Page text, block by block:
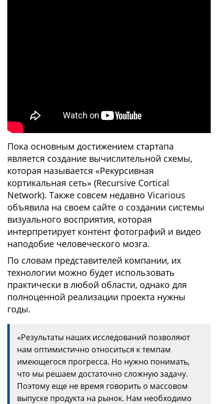
Пока основным достижением стартапа
является создание вычислительной схемы,
которая называется «Рекурсивная
кортикальная сеть» (Recursive Cortical
Network). Также совсем недавно Vicarious
объявила на своем сайте о создании системы
визуального восприятия, которая
интерпретирует контент фотографий и видео
наподобие человеческого мозга.
По словам представителей компании, их
технологии можно будет использовать
практически в любой области, однако для
полноценной реализации проекта нужны
годы.
«Результаты наших исследований позволяют
нам оптимистично относиться к темпам
имеющегося прогресса. Но нужно понимать,
что мы решаем достаточно сложную задачу.
Поэтому еще не время говорить о массовом
выпуске продукта на рынок. Нам необходимо